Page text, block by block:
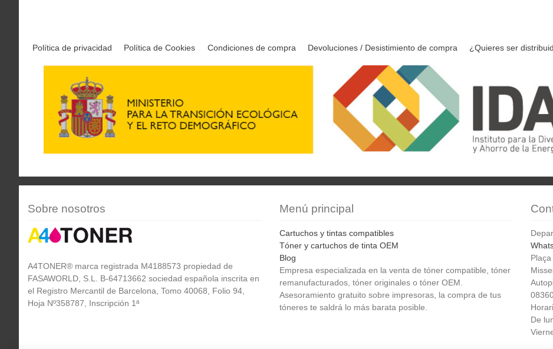
Política de privacidad Política de Cookies Condiciones de compra Devoluciones / Desistimiento de compra ¿Quieres ser
Sobre nosotros
A4TONER® marca registrada M4188573 propiedad de
FASAWORLD, S.L. B-64713662 sociedad española inscrita en
el Registro Mercantil de Barcelona, Tomo 40068, Folio 94,
Hoja Nº358787, Inscripción 1ª
Menú principal
Cartuchos y tintas compatibles
Tóner y cartuchos de tinta OEM
Blog
Empresa especializada en la venta de tóner compatible, tóner
remanufacturados, tóner originales o tóner OEM.
Asesoramiento gratuito sobre impresoras, la compra de tus
tóneres te saldrá lo más barata posible.
De